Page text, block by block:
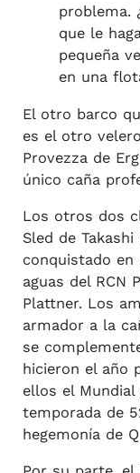
problema.
que le
pequeña
en una
El otro barco
es el otro
Provezza de
único caña
Los otros dos
Sled de
conquistado en
aguas del RCN
Plattner. Los
armador a la
se
hicieron el año
ellos el
temporada de
hegemonía de